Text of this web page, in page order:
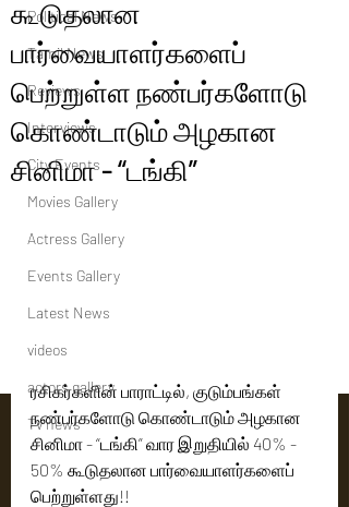
Political News
Tamil News
Reviews
Interviews
City Events
Movies Gallery
Actress Gallery
Events Gallery
Latest News
videos
actors gallery
Tv news
கூடுதலான
பார்வையாளர்களைப்
பெற்றுள்ள நண்பர்களோடு
கொண்டாடும் அழகான
சினிமா - “டங்கி”
ரசிகர்களின் பாராட்டில், குடும்பங்கள்
நண்பர்களோடு கொண்டாடும் அழகான
சினிமா - “டங்கி” வார இறுதியில் 40% -
50% கூடுதலான பார்வையாளர்களைப்
பெற்றுள்ளது!!